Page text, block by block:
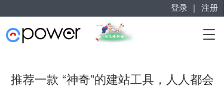
T
l
赋能“大众创业”
掘金万亿企业服务市场！
登录 ｜ 注册
推荐一款 “神奇”的建站工具，人人都会